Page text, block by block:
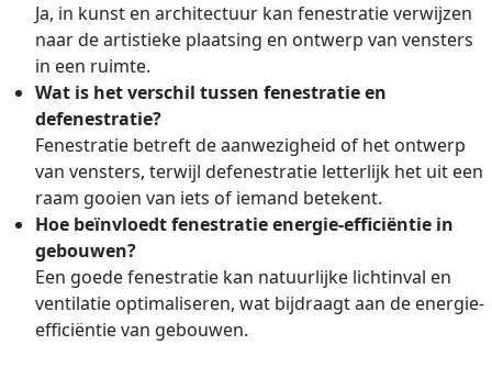
Ja, in kunst en architectuur kan fenestratie verwijzen
naar de artistieke plaatsing en ontwerp van vensters
in een ruimte.
Wat is het verschil tussen fenestratie en
defenestratie?
Fenestratie betreft de aanwezigheid of het ontwerp
van vensters, terwijl defenestratie letterlijk het uit een
raam gooien van iets of iemand betekent.
Hoe beïnvloedt fenestratie energie-efficiëntie in
gebouwen?
Een goede fenestratie kan natuurlijke lichtinval en
ventilatie optimaliseren, wat bijdraagt aan de energie-
efficiëntie van gebouwen.